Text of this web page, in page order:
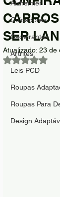
Alzheimer
Cuidadores
Cadeirantes
Artrites
Leis PCD
Roupas
Roupas Para
Design
SER
Atualizado: 23 de
Avaliado